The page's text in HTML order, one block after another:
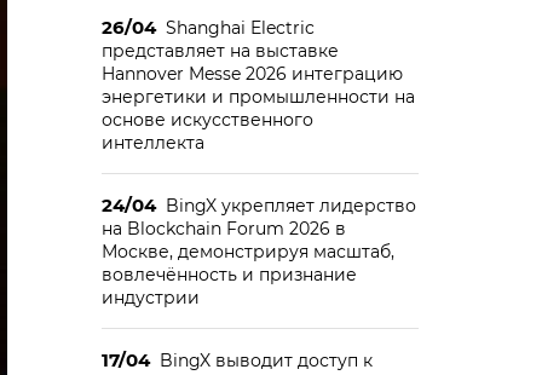
26/04 Shanghai Electric
представляет на выставке
Hannover Messe 2026 интеграцию
энергетики и промышленности на
основе искусственного
интеллекта
24/04 BingX укрепляет лидерство
на Blockchain Forum 2026 в
Москве, демонстрируя масштаб,
вовлечённость и признание
индустрии
17/04 BingX выводит доступ к